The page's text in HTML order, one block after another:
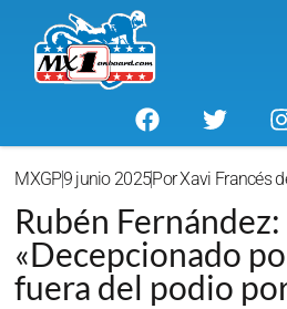
MXGP9 junio 2025PorXavi Francés
Rubén Fernández:
«Decepcionado
fuera del podio